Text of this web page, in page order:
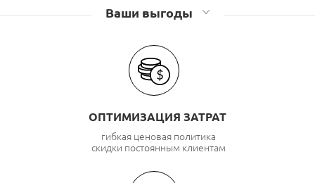
Ваши выгоды
ОПТИМИЗАЦИЯ ЗАТРАТ
гибкая ценовая политика
скидки постоянным клиентам